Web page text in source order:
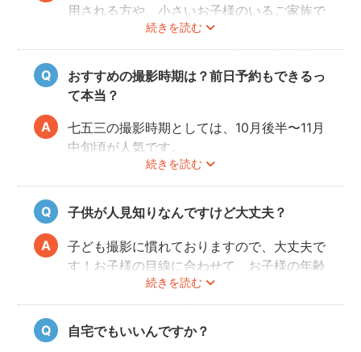
続きを読む
用される方や、小さいお子様のいるご家族で
も「安心」して撮影を楽しんでいただけま
す。厳しい審査を通過した、子どもの扱いに
慣れているカメラマンが多数登録していま
す。
パパ・ママとお子様が一緒に撮影を楽しめる
ので、リラックスしたいつものお子様の表情
を写真に残せます。
こども・家族撮影に長けたプロカメラマンの
中から、ユーザー自身が好きなカメラマンを
指名するので、自分好みの「家族らしいおし
ゃれな写真」に仕上がります。
おすすめの撮影時期は？前日予約もできるっ
て本当？
続きを読む
七五三の撮影時期としては、10月後半〜11月
中旬頃が人気です。
今年は参拝先の混雑状況を考慮し、時期をず
らして前撮りや後撮りをするご家族も多いよ
うです。
fotowaは「こだわり指名予約」の場合最短
で前日予約が可能です！ご希望の撮影日時
で、ぜひフォトグラファーを検索してみてく
子供が人見知りなんですけど大丈夫？
続きを読む
子ども撮影に慣れておりますので、大丈夫で
す！お子様の目線に合わせて、お子様の年齢
にあわせてコミュニケーションをすれば、お
子様は心を開いてくれます。お子様にとっ
て、ただやらされるだけのイヤイヤな写真撮
影ではなく、一緒に楽しみながら、一緒に遊
自宅でもいいんですか？